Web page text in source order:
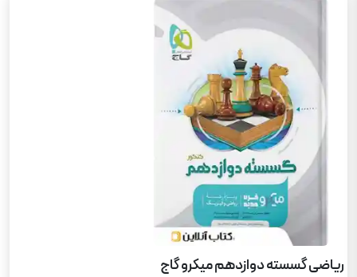
ریاضی گسسته دوازدهم میکرو گاج